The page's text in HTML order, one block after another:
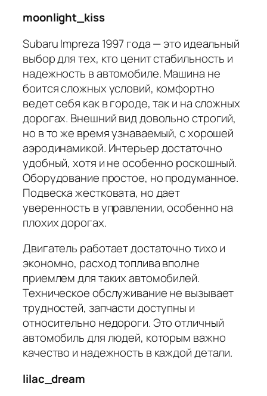
moonlight_kiss
Subaru Impreza 1997 года — это идеальный
выбор для тех, кто ценит стабильность и
надежность в автомобиле. Машина не
боится сложных условий, комфортно
ведет себя как в городе, так и на сложных
дорогах. Внешний вид довольно строгий,
но в то же время узнаваемый, с хорошей
аэродинамикой. Интерьер достаточно
удобный, хотя и не особенно роскошный.
Оборудование простое, но продуманное.
Подвеска жестковата, но дает
уверенность в управлении, особенно на
плохих дорогах.
Двигатель работает достаточно тихо и
экономно, расход топлива вполне
приемлем для таких автомобилей.
Техническое обслуживание не вызывает
трудностей, запчасти доступны и
относительно недороги. Это отличный
автомобиль для людей, которым важно
качество и надежность в каждой детали.
lilac_dream